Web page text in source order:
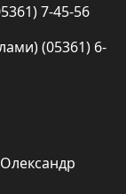
7-45-56
(05361) 6-